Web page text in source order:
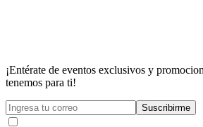
¡Entérate de eventos exclusivos y
tenemos para ti!
Suscribirme